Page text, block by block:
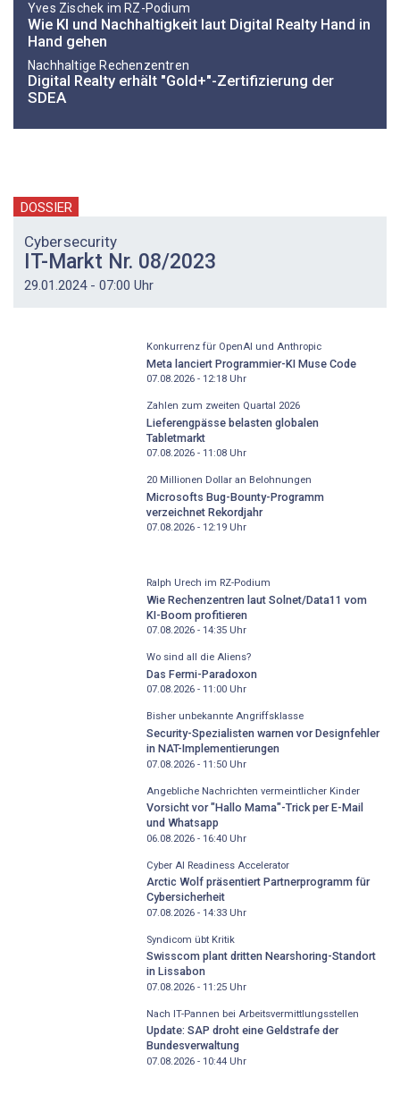
Yves ­Zischek im RZ-Podium
Wie KI und Nachhaltigkeit laut Digital Realty Hand in
Hand gehen
Nachhaltige Rechenzentren
Digital Realty erhält "Gold+"-Zertifizierung der
SDEA
DOSSIER
Cybersecurity
IT-Markt Nr. 08/2023
29.01.2024 - 07:00 Uhr
Konkurrenz für OpenAI und Anthropic
Meta lanciert Programmier-KI Muse Code
07.08.2026 - 12:18Uhr
Zahlen zum zweiten Quartal 2026
Lieferengpässe belasten globalen
Tabletmarkt
07.08.2026 - 11:08Uhr
20 Millionen Dollar an Belohnungen
Microsofts Bug-Bounty-Programm
verzeichnet Rekordjahr
07.08.2026 - 12:19Uhr
Ralph Urech im RZ-Podium
Wie Rechenzentren laut Solnet/Data11 vom
KI-Boom profitieren
07.08.2026 - 14:35Uhr
Wo sind all die Aliens?
Das Fermi-Paradoxon
07.08.2026 - 11:00Uhr
Bisher unbekannte Angriffsklasse
Security-Spezialisten warnen vor Designfehler
in NAT-Implementierungen
07.08.2026 - 11:50Uhr
Angebliche Nachrichten vermeintlicher Kinder
Vorsicht vor "Hallo Mama"-Trick per E-Mail
und Whatsapp
06.08.2026 - 16:40Uhr
Cyber AI Readiness Accelerator
Arctic Wolf präsentiert Partnerprogramm für
Cybersicherheit
07.08.2026 - 14:33Uhr
Syndicom übt Kritik
Swisscom plant dritten Nearshoring-Standort
in Lissabon
07.08.2026 - 11:25Uhr
Nach IT-Pannen bei Arbeitsvermittlungsstellen
Update: SAP droht eine Geldstrafe der
Bundesverwaltung
07.08.2026 - 10:44Uhr